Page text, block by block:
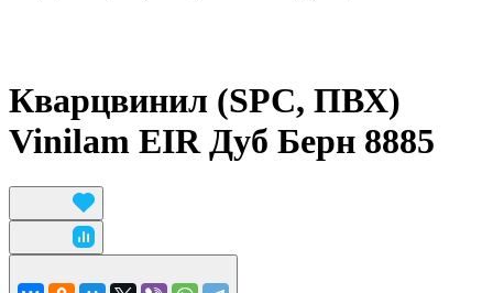
Кварцвинил (SPC, ПВХ)
Vinilam EIR Дуб Берн 8885